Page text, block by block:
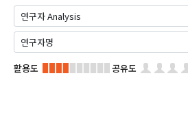
활용도 공유도